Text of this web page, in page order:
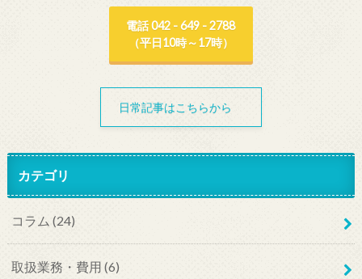
電話 042 - 649 - 2788
（平日10時～17時）
日常記事はこちらから
カテゴリ
コラム (24)
取扱業務・費用 (6)